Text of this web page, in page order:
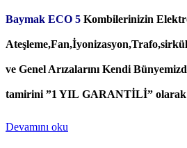
Baymak ECO 5 Kombilerinizin
ve Genel Arızalarını Kendi
tamirini ”1 YIL GARANTİLİ” olarak
Devamını oku